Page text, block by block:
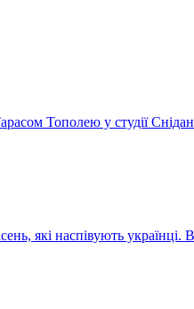
Тополею у студії
які наспівують